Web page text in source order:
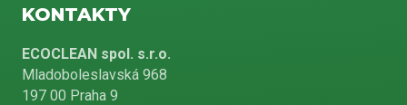
KONTAKTY
ECOCLEAN spol. s.r.o.
Mladoboleslavská 968
197 00 Praha 9